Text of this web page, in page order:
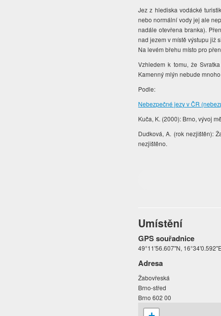
Jez z hlediska vodácké
nebo normální vody jej ale
nadále otevřena branka).
nad jezem v místě výstupu již
Na levém břehu místo pro
Vzhledem k tomu, že
Kamenný mlýn nebude
Podle:
Nebezpečné jezy v ČR
Kuča, K. (2000): Brno, vývoj
Dudková, A. (rok nezjištěn):
nezjištěno.
Umístění
GPS souřadnice
49°11'56.607"N,
Adresa
Žabovřeská
Brno-střed
Brno 602 00